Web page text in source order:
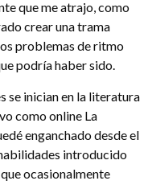
que me atrajo, como
crear una trama
problemas de ritmo
podría haber sido.
se inician en la literatura
como online La
enganchado desde el
introducido
ocasionalmente